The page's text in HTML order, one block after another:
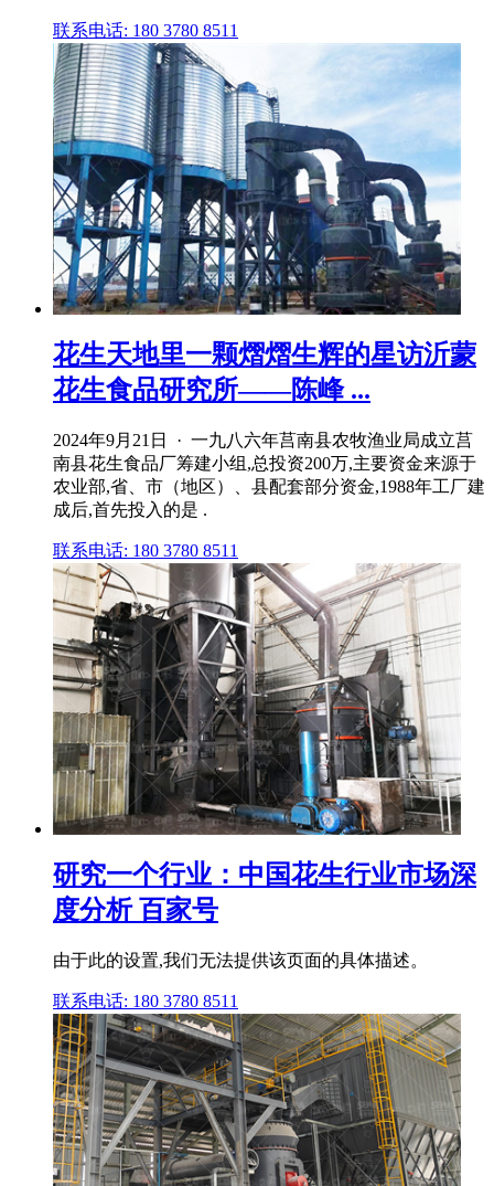
联系电话: 180 3780 8511
花生天地里一颗熠熠生辉的星访沂蒙
花生食品研究所——陈峰 ...
2024年9月21日 · 一九八六年莒南县农牧渔业局成立莒
南县花生食品厂筹建小组,总投资200万,主要资金来源于
农业部,省、市（地区）、县配套部分资金,1988年工厂建
成后,首先投入的是 .
联系电话: 180 3780 8511
研究一个行业：中国花生行业市场深
度分析 百家号
由于此的设置,我们无法提供该页面的具体描述。
联系电话: 180 3780 8511